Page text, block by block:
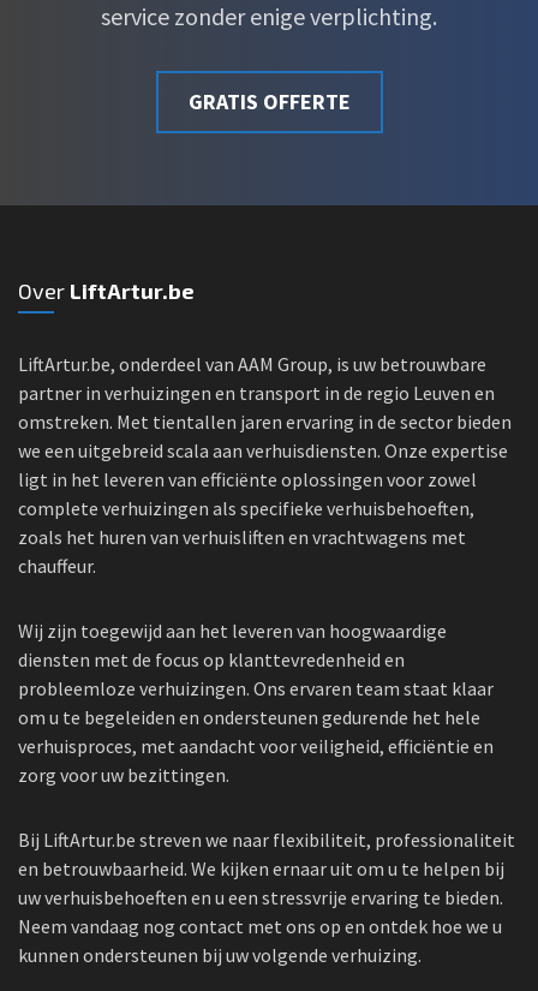
service zonder enige verplichting.
GRATIS OFFERTE
Over LiftArtur.be
LiftArtur.be, onderdeel van AAM Group, is uw betrouwbare
partner in verhuizingen en transport in de regio Leuven en
omstreken. Met tientallen jaren ervaring in de sector bieden
we een uitgebreid scala aan verhuisdiensten. Onze expertise
ligt in het leveren van efficiënte oplossingen voor zowel
complete verhuizingen als specifieke verhuisbehoeften,
zoals het huren van verhuisliften en vrachtwagens met
chauffeur.
Wij zijn toegewijd aan het leveren van hoogwaardige
diensten met de focus op klanttevredenheid en
probleemloze verhuizingen. Ons ervaren team staat klaar
om u te begeleiden en ondersteunen gedurende het hele
verhuisproces, met aandacht voor veiligheid, efficiëntie en
zorg voor uw bezittingen.
Bij LiftArtur.be streven we naar flexibiliteit, professionaliteit
en betrouwbaarheid. We kijken ernaar uit om u te helpen bij
uw verhuisbehoeften en u een stressvrije ervaring te bieden.
Neem vandaag nog contact met ons op en ontdek hoe we u
kunnen ondersteunen bij uw volgende verhuizing.